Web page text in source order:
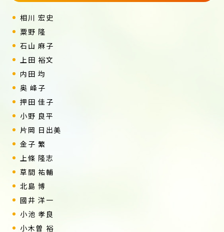
相川 宏史
粟野 隆
石山 麻子
上田 裕文
内田 均
奥 峰子
押田 佳子
小野 良平
片岡 日出美
金子 繁
上條 隆志
草間 祐輔
北島 博
國井 洋一
小池 孝良
小木曽 裕